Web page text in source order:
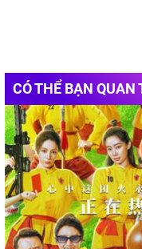
CÓ THỂ BẠN QUAN